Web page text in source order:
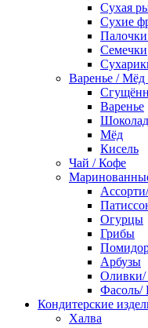
Сухая
Сухие
Семечки
Варенье /
Варенье
Мёд
Кисель
Чай / Кофе
Огурцы
Грибы
Арбузы
Фасоль/
Кондитерские
Халва